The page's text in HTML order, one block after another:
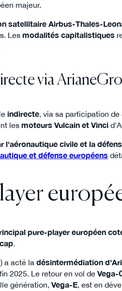
majeur.
satellitaire Airbus-Thales-
Les modalités capitalistiques
via
indirecte, via sa participation de
les moteurs Vulcain et Vinci
l'aéronautique civile et la
et défense européens
pure-player européen
.
a acté ladésintermédiation
2025. Le retour en vol deVega-
génération,Vega-E, est en